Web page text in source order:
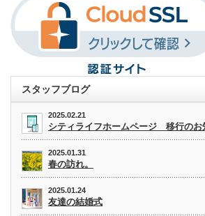
スタッフブログ
2025.02.21
シティライフホームページ 移行のお
2025.01.31
春の訪れ。
2025.01.24
友達の結婚式